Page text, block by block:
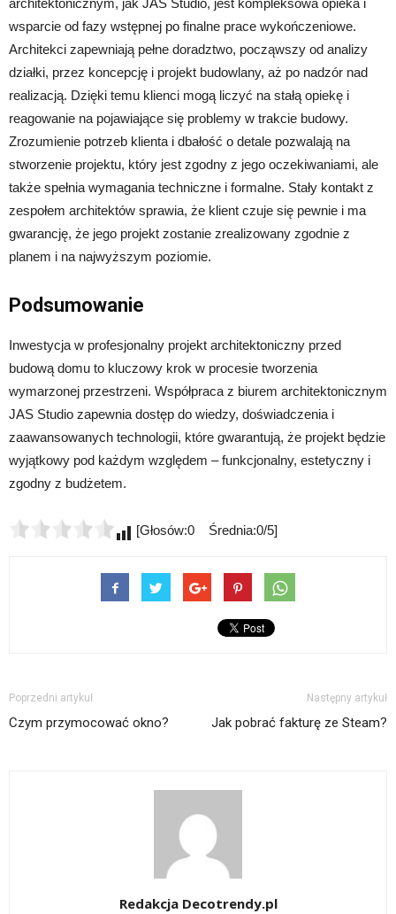
architektonicznym, jak JAS Studio, jest kompleksowa opieka i
wsparcie od fazy wstępnej po finalne prace wykończeniowe.
Architekci zapewniają pełne doradztwo, począwszy od analizy
działki, przez koncepcję i projekt budowlany, aż po nadzór nad
realizacją. Dzięki temu klienci mogą liczyć na stałą opiekę i
reagowanie na pojawiające się problemy w trakcie budowy.
Zrozumienie potrzeb klienta i dbałość o detale pozwalają na
stworzenie projektu, który jest zgodny z jego oczekiwaniami, ale
także spełnia wymagania techniczne i formalne. Stały kontakt z
zespołem architektów sprawia, że klient czuje się pewnie i ma
gwarancję, że jego projekt zostanie zrealizowany zgodnie z
planem i na najwyższym poziomie.
Podsumowanie
Inwestycja w profesjonalny projekt architektoniczny przed
budową domu to kluczowy krok w procesie tworzenia
wymarzonej przestrzeni. Współpraca z biurem architektonicznym
JAS Studio zapewnia dostęp do wiedzy, doświadczenia i
zaawansowanych technologii, które gwarantują, że projekt będzie
wyjątkowy pod każdym względem – funkcjonalny, estetyczny i
zgodny z budżetem.
[Głosów:0 Średnia:0/5]
Poprzedni artykuł
Czym przymocować okno?
Następny artykuł
Jak pobrać fakturę ze Steam?
Redakcja Decotrendy.pl